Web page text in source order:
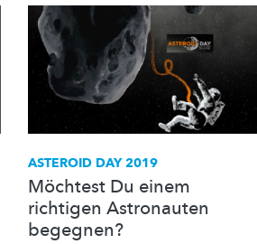
ASTEROID DAY 2019
Möchtest Du einem
richtigen Astronauten
begegnen?